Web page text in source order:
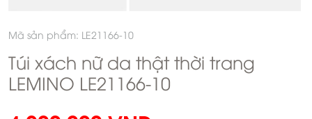
Mã sản phẩm: LE21166-10
Túi xách nữ da thật thời trang
LEMINO LE21166-10